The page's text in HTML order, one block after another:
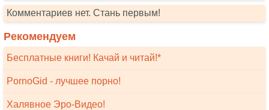
Комментариев нет. Стань первым!
Рекомендуем
Бесплатные книги! Качай и читай!*
PornoGid - лучшее порно!
Халявное Эро-Видео!